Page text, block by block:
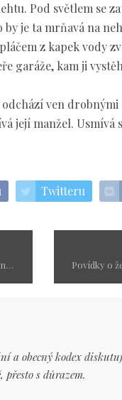
Pod světlem se
je ta mrňavá na
z kapek vody
garáže, kam ji
ven
její manžel. Usmívá
Twitteru
Povídky o ženách nejsou pro všechny čtenáře. Určitě ne pro ty, co mají rádi červenou knihovnu, dobré konce a lehký život. Jsou to osudy žen, co si prošly peklem. Základní myšlenka je vždy založena na pravdivém příběhu.
a obecný kodex
s důrazem.